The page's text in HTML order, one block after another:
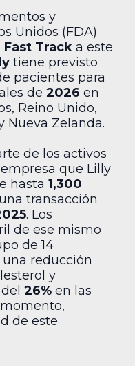
y
Unidos (FDA)
Fast Track a este
tiene previsto
pacientes para
de 2026 en
Reino Unido,
Nueva Zelanda.
de los activos
empresa que Lilly
hasta 1,300
transacción
. Los
de ese mismo
de 14
reducción
y
26% en las
de este